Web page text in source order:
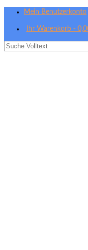
Mein Benutzerkonto
Ihr Warenkorb -
Suche